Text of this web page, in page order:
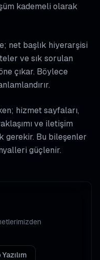
kademeli olarak
net başlık hiyerarşisi
ve sık sorulan
çıkar. Böylece
hizmet sayfaları,
ve iletişim
gerekir. Bu bileşenler
güçlenir.